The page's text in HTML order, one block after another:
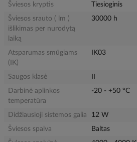
Šviesos kryptis
Tiesioginis
Šviesos srauto ( lm )
išlikimas per nurodytą
laiką
30000 h
Atsparumas smūgiams
(IK)
IK03
Saugos klasė
Darbinė aplinkos
temperatūra
-20 - +50 °C
Didžiausioji sistemos galia
12 W
Šviesos spalva
Baltas